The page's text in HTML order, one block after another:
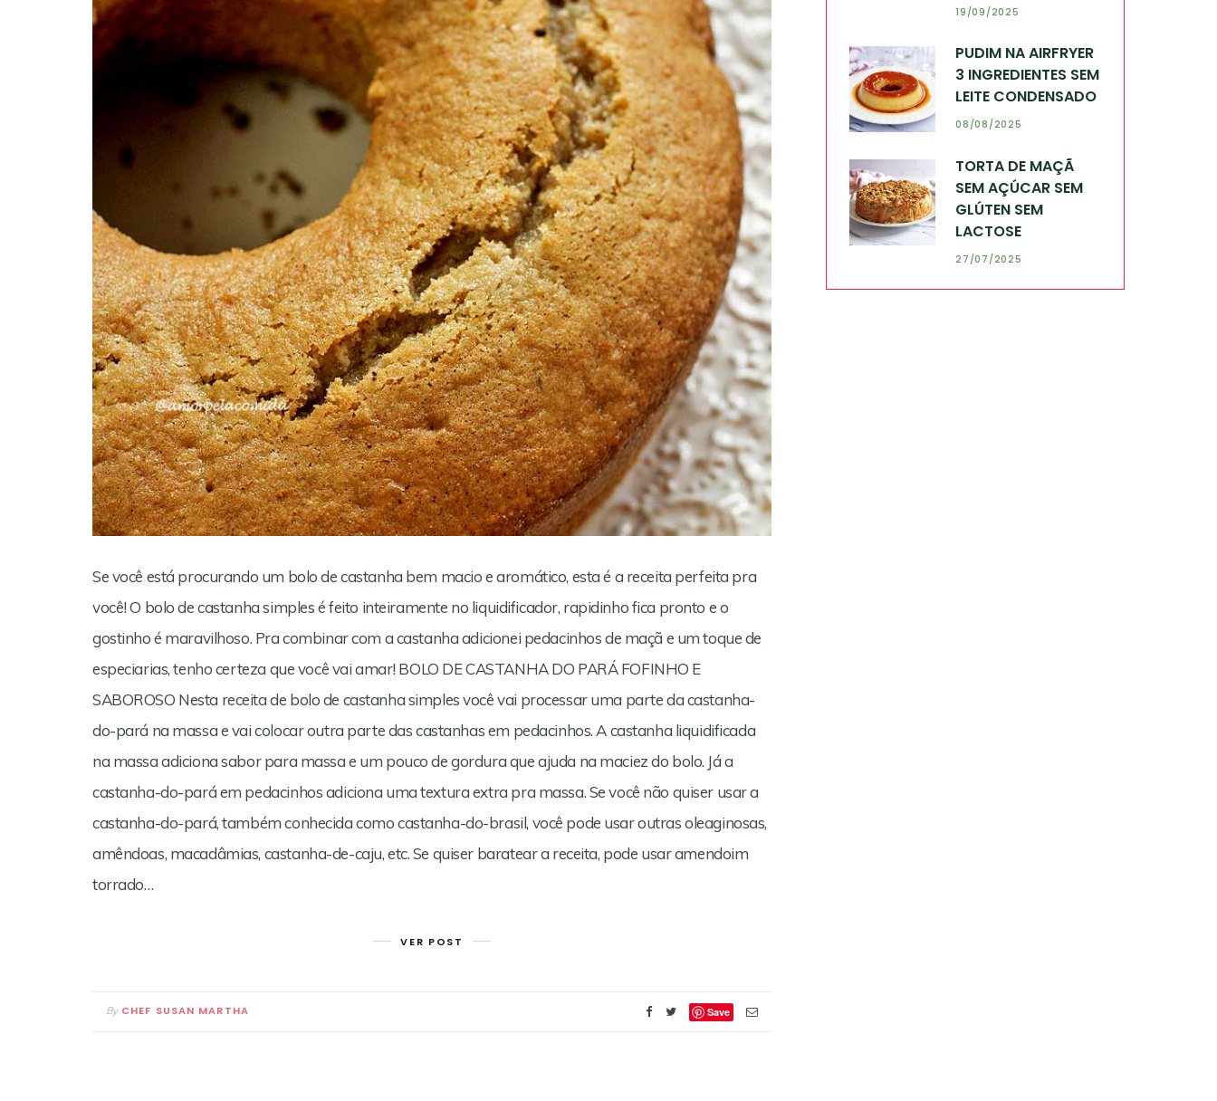
Se você está procurando um bolo de castanha bem macio e aromático, esta é a receita perfeita pra
você! O bolo de castanha simples é feito inteiramente no liquidificador, rapidinho fica pronto e o
gostinho é maravilhoso. Pra combinar com a castanha adicionei pedacinhos de maçã e um toque de
especiarias, tenho certeza que você vai amar! BOLO DE CASTANHA DO PARÁ FOFINHO E
SABOROSO Nesta receita de bolo de castanha simples você vai processar uma parte da castanha-
do-pará na massa e vai colocar outra parte das castanhas em pedacinhos. A castanha liquidificada
na massa adiciona sabor para massa e um pouco de gordura que ajuda na maciez do bolo. Já a
castanha-do-pará em pedacinhos adiciona uma textura extra pra massa. Se você não quiser usar a
castanha-do-pará, também conhecida como castanha-do-brasil, você pode usar outras oleaginosas,
amêndoas, macadâmias, castanha-de-caju, etc. Se quiser baratear a receita, pode usar amendoim
torrado…
VER POST
By CHEF SUSAN MARTHA Save
19/09/2025
PUDIM NA AIRFRYER
3 INGREDIENTES SEM
LEITE CONDENSADO
08/08/2025
TORTA DE MAÇÃ
SEM AÇÚCAR SEM
GLÚTEN SEM
LACTOSE
27/07/2025